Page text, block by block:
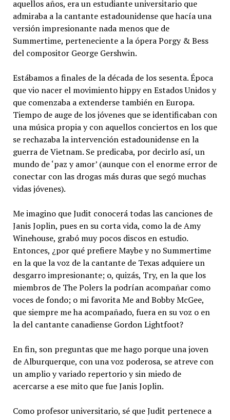
aquellos años, era un estudiante universitario que
admiraba a la cantante estadounidense que hacía una
versión impresionante nada menos que de
Summertime, perteneciente a la ópera Porgy & Bess
del compositor George Gershwin.
Estábamos a finales de la década de los sesenta. Época
que vio nacer el movimiento hippy en Estados Unidos y
que comenzaba a extenderse también en Europa.
Tiempo de auge de los jóvenes que se identificaban con
una música propia y con aquellos conciertos en los que
se rechazaba la intervención estadounidense en la
guerra de Vietnam. Se predicaba, por decirlo así, un
mundo de ‘paz y amor’ (aunque con el enorme error de
conectar con las drogas más duras que segó muchas
vidas jóvenes).
Me imagino que Judit conocerá todas las canciones de
Janis Joplin, pues en su corta vida, como la de Amy
Winehouse, grabó muy pocos discos en estudio.
Entonces, ¿por qué prefiere Maybe y no Summertime
en la que la voz de la cantante de Texas adquiere un
desgarro impresionante; o, quizás, Try, en la que los
miembros de The Polers la podrían acompañar como
voces de fondo; o mi favorita Me and Bobby McGee,
que siempre me ha acompañado, fuera en su voz o en
la del cantante canadiense Gordon Lightfoot?
En fin, son preguntas que me hago porque una joven
de Alburquerque, con una voz poderosa, se atreve con
un amplio y variado repertorio y sin miedo de
acercarse a ese mito que fue Janis Joplin.
Como profesor universitario, sé que Judit pertenece a